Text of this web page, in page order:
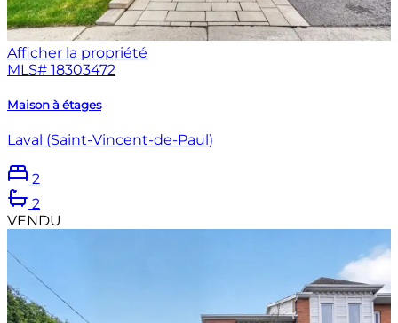
Afficher la propriété
MLS# 18303472
Maison à étages
Laval (Saint-Vincent-de-Paul)
2
2
VENDU